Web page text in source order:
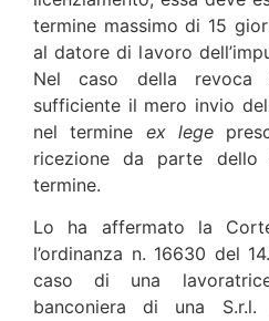
termine massimo di 15
al datore di lavoro
Nel caso della revoca
sufficiente il mero invio
nel termine ex lege
ricezione da parte dello
termine.
Lo ha affermato la
l’ordinanza n. 16630 del
caso di una
banconiera di una